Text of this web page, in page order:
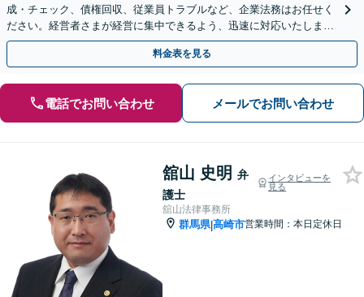
成・チェック、債権回収、従業員トラブルなど、企業法務はお任せく
ださい。経営者さまが経営に集中できるよう、迅速に対応いたしま
す。【夜間・休日対応可】【Zoom相談可】
料金表を見る
電話でお問い合わせ メールでお問い合わせ
舘山 史明 弁
護士
インタビューを
見る
舘山法律事務所
群馬県|高崎市営業時間：本日定休日